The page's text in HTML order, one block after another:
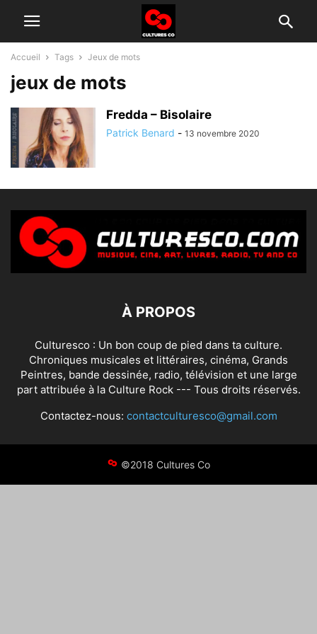
Accueil Tags Jeux de mots
jeux de mots
Fredda – Bisolaire
Patrick Benard - 13 novembre 2020
À PROPOS
Culturesco : Un bon coup de pied dans ta culture.
Chroniques musicales et littéraires, cinéma, Grands
Peintres, bande dessinée, radio, télévision et une large
part attribuée à la Culture Rock --- Tous droits réservés.
Contactez-nous: contactculturesco@gmail.com
©2018 Cultures Co